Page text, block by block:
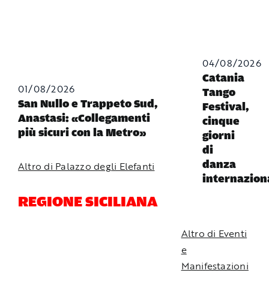
01/08/2026
San Nullo e Trappeto Sud,
Anastasi: «Collegamenti
più sicuri con la Metro»
Altro di Palazzo degli Elefanti
REGIONE SICILIANA
04/08/2026
Catania
Tango
Festival,
cinque
giorni
di
danza
Altro di Eventi
e
Manifestazioni